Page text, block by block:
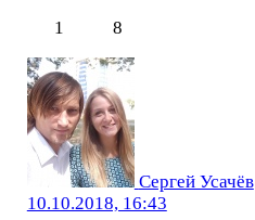
1
8
Сергей Усачёв
10.10.2018, 16:43